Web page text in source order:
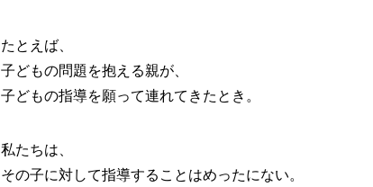
たとえば、
子どもの問題を抱える親が、
子どもの指導を願って連れてきたとき。
私たちは、
その子に対して指導することはめったにない。